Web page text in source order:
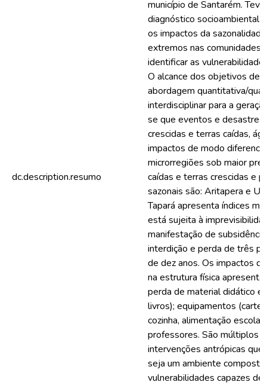
dc.description.resumo
município de Santarém.
diagnóstico socioambiental
os impactos da
extremos nas comunidades
identificar as
O alcance dos objetivos
abordagem quantitativa/
interdisciplinar para a
se que eventos e desastres
crescidas e terras caídas,
impactos de modo
microrregiões sob maior
caídas e terras crescidas e
sazonais são: Aritapera e
Tapará apresenta índices
está sujeita à
manifestação de
interdição e perda de três
de dez anos. Os impactos
na estrutura física
perda de material didático e
livros); equipamentos
cozinha, alimentação
professores. São múltiplos
intervenções antrópicas
seja um ambiente
vulnerabilidades capazes